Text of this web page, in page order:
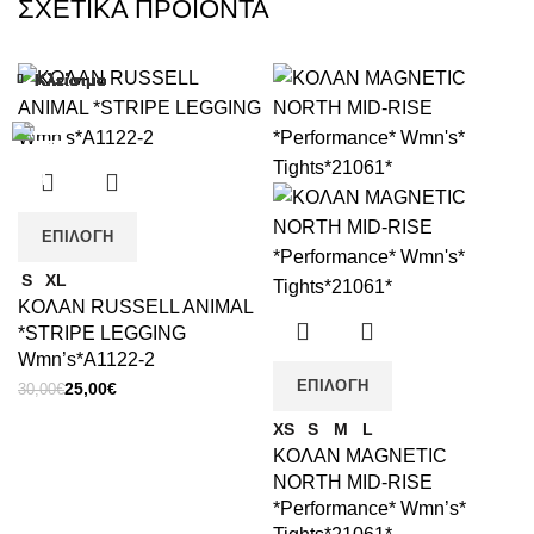
ΣΧΕΤΙΚΆ ΠΡΟΪΌΝΤΑ
ΕΠΙΛΟΓΉ
Κλείσιμο
S XL
ΚΟΛΑΝ RUSSELL ANIMAL
*STRIPE LEGGING
Wmn’s*A1122-2
30,00€Original
25,00€Η
ΕΠΙΛΟΓΉ
Κλείσιμο
XS S M L
ΚΟΛΑΝ MAGNETIC
NORTH MID-RISE
*Performance* Wmn’s*
Κλείσιμο
Κλείσιμο
Κλείσιμο
Κλείσιμο
Κλείσιμο
Κλείσιμο